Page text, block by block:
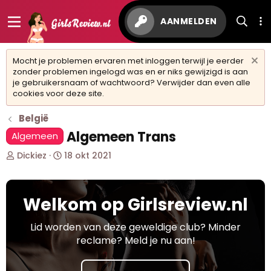
AANMELDEN
Mocht je problemen ervaren met inloggen terwijl je eerder
zonder problemen ingelogd was en er niks gewijzigd is aan
je gebruikersnaam of wachtwoord? Verwijder dan even alle
cookies voor deze site.
België
Algemeen
Algemeen Trans
O
d
p
s
Dickiez
S
a
t
d
a
18 okt 2021
Welkom op Girlsreview.nl
Lid worden van deze geweldige club? Minder
reclame? Meld je nu aan!